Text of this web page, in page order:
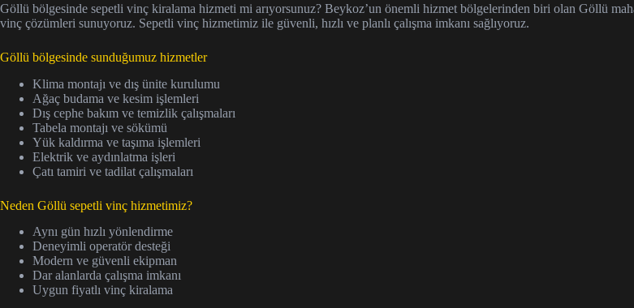
Göllü bölgesinde sepetli vinç kiralama hizmeti mi arıyorsunuz? Beykoz’un önemli hizmet bölgelerinden biri olan Göllü
vinç çözümleri sunuyoruz. Sepetli vinç hizmetimiz ile güvenli, hızlı ve planlı çalışma imkanı sağlıyoruz.
Göllü bölgesinde sunduğumuz hizmetler
Klima montajı ve dış ünite kurulumu
Ağaç budama ve kesim işlemleri
Dış cephe bakım ve temizlik çalışmaları
Tabela montajı ve sökümü
Yük kaldırma ve taşıma işlemleri
Elektrik ve aydınlatma işleri
Çatı tamiri ve tadilat çalışmaları
Neden Göllü sepetli vinç hizmetimiz?
Aynı gün hızlı yönlendirme
Deneyimli operatör desteği
Modern ve güvenli ekipman
Dar alanlarda çalışma imkanı
Uygun fiyatlı vinç kiralama